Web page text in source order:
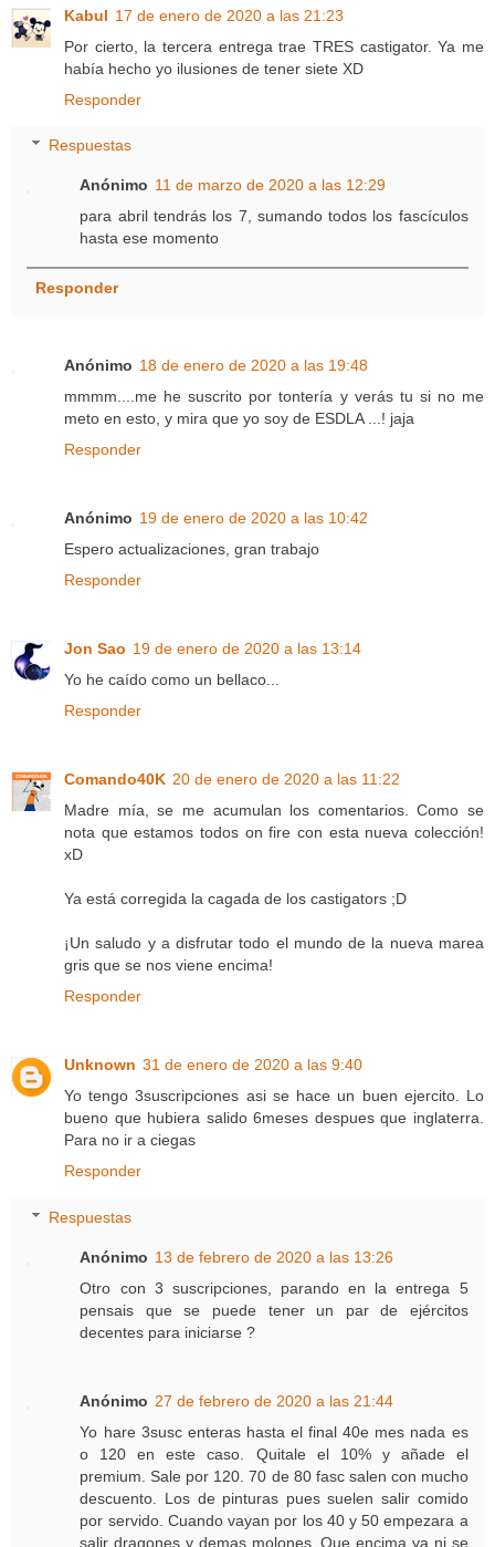
Kabul 17 de enero de 2020 a las 21:23
Por cierto, la tercera entrega trae TRES castigator. Ya me
había hecho yo ilusiones de tener siete XD
Responder
Respuestas
Anónimo 11 de marzo de 2020 a las 12:29
para abril tendrás los 7, sumando todos los fascículos
hasta ese momento
Responder
Anónimo 18 de enero de 2020 a las 19:48
mmmm....me he suscrito por tontería y verás tu si no me
meto en esto, y mira que yo soy de ESDLA ...! jaja
Responder
Anónimo 19 de enero de 2020 a las 10:42
Espero actualizaciones, gran trabajo
Responder
Jon Sao 19 de enero de 2020 a las 13:14
Yo he caído como un bellaco...
Responder
Comando40K 20 de enero de 2020 a las 11:22
Madre mía, se me acumulan los comentarios. Como se
nota que estamos todos on fire con esta nueva colección!
xD
Ya está corregida la cagada de los castigators ;D
¡Un saludo y a disfrutar todo el mundo de la nueva marea
gris que se nos viene encima!
Responder
Unknown 31 de enero de 2020 a las 9:40
Yo tengo 3suscripciones asi se hace un buen ejercito. Lo
bueno que hubiera salido 6meses despues que inglaterra.
Para no ir a ciegas
Responder
Respuestas
Anónimo 13 de febrero de 2020 a las 13:26
Otro con 3 suscripciones, parando en la entrega 5
pensais que se puede tener un par de ejércitos
decentes para iniciarse ?
Anónimo 27 de febrero de 2020 a las 21:44
Yo hare 3susc enteras hasta el final 40e mes nada es
o 120 en este caso. Quitale el 10% y añade el
premium. Sale por 120. 70 de 80 fasc salen con mucho
descuento. Los de pinturas pues suelen salir comido
por servido. Cuando vayan por los 40 y 50 empezara a
salir dragones y demas molones. Que encima ya ni se